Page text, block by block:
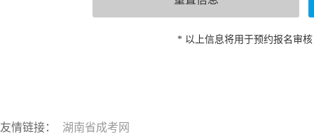
* 以上信息将用于预约报名审
友情链接： 湖南省成考网